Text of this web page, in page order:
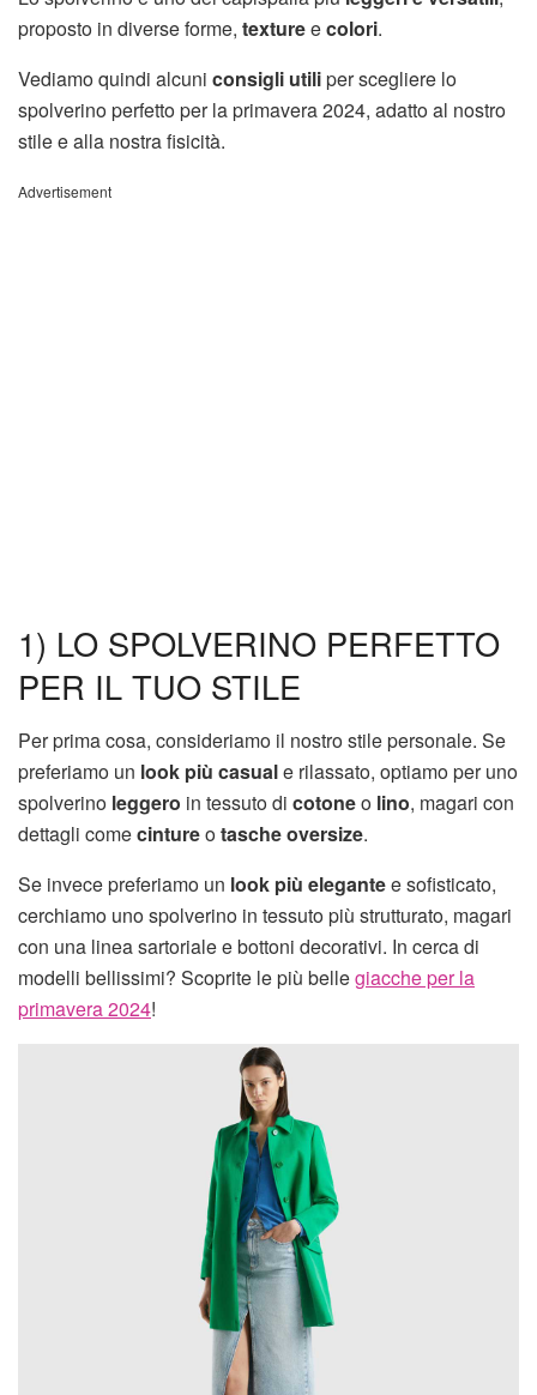
proposto in diverse forme, textureecolori.
Vediamo quindi alcuni consigli utiliper scegliere lo
spolverino perfetto per la primavera 2024, adatto al nostro
stile e alla nostra fisicità.
Advertisement
1) LO SPOLVERINO PERFETTO
PER IL TUO STILE
Per prima cosa, consideriamo il nostro stile personale. Se
preferiamo un look più casuale rilassato, optiamo per uno
spolverino leggero in tessuto di cotoneo lino, magari con
dettagli comecintureotasche oversize.
Se invece preferiamo un look più elegantee sofisticato,
cerchiamo uno spolverino in tessuto più strutturato, magari
con una linea sartoriale e bottoni decorativi. In cerca di
modelli bellissimi? Scoprite le più bellegiacche per la
primavera 2024!